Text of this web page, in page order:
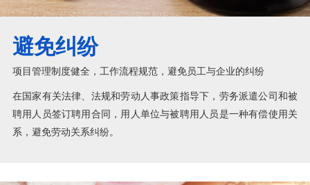
避免纠纷
项目管理制度健全，工作流程规范，避免员工与企业的纠纷
在国家有关法律、法规和劳动人事政策指导下，劳务派遣公司和被
聘用人员签订聘用合同，用人单位与被聘用人员是一种有偿使用关
系，避免劳动关系纠纷。